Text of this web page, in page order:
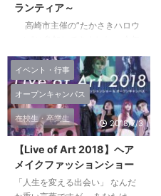
ランティア～
高崎市主催の”たかさきハロウ
も実行委員として１５名の学生
が、企画、運営のお手伝いをさせ
ていただきました。 仮装大会、
スタンプラリーなど、さまざまな
イベントが開催されるなか、 本
校学生は、”フェイスペインティ
ング” を担当。 フェイスペイ
ンティングブースは大盛況。たく
さんの笑顔が溢れていました。
”美容のしごとは天使の仕事” 笑顔
イベント・行事
オープンキャンパス
在校生・卒業生
2018/7/3
【Live of Art 2018】ヘア
メイクファッションショー
「人生を変える出会い」 なんだ